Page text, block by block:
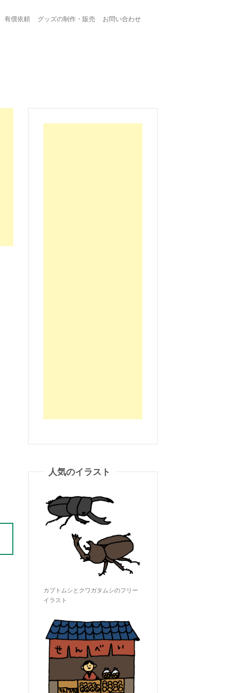
有償依頼 グッズの制作・販売 お問い合わせ
人気のイラスト
カブトムシとクワガタムシのフリー
イラスト